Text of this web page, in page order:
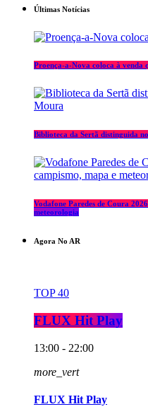
Últimas Notícias
Proença-a-Nova coloca à venda
Biblioteca da Sertã distinguida
Vodafone Paredes de Coura
meteorologia
Agora No AR
TOP 40
FLUX Hit Play
13:00 - 22:00
more_vert
FLUX Hit Play